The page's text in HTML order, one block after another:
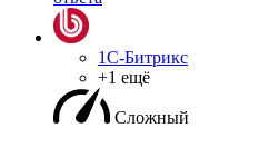
1С-Битрикс
+1 ещё
Сложный